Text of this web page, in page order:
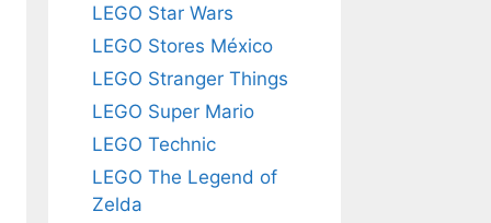
LEGO Star Wars
LEGO Stores México
LEGO Stranger Things
LEGO Super Mario
LEGO Technic
LEGO The Legend of
Zelda